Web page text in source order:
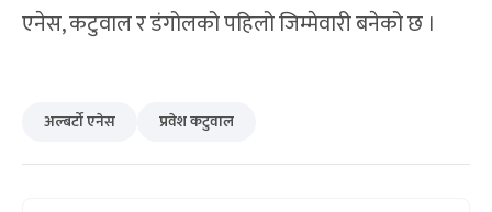
एनेस, कटुवाल र डंगोलको पहिलो जिम्मेवारी बनेको छ ।
अल्बर्टो एनेस प्रवेश कटुवाल